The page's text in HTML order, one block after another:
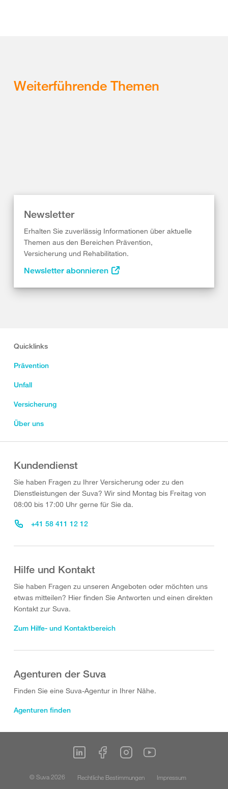
Weiterführende Themen
Newsletter
Erhalten Sie zuverlässig Informationen über aktuelle
Themen aus den Bereichen Prävention,
Versicherung und Rehabilitation.
Newsletter abonnieren
Quicklinks
Prävention
Unfall
Versicherung
Über uns
Kundendienst
Sie haben Fragen zu Ihrer Versicherung oder zu den
Dienstleistungen der Suva? Wir sind Montag bis Freitag von
08:00 bis 17:00 Uhr gerne für Sie da.
+41 58 411 12 12
Hilfe und Kontakt
Sie haben Fragen zu unseren Angeboten oder möchten uns
etwas mitteilen? Hier finden Sie Antworten und einen direkten
Kontakt zur Suva.
Zum Hilfe- und Kontaktbereich
Agenturen der Suva
Finden Sie eine Suva-Agentur in Ihrer Nähe.
Agenturen finden
© Suva 2026 Rechtliche Bestimmungen Impressum